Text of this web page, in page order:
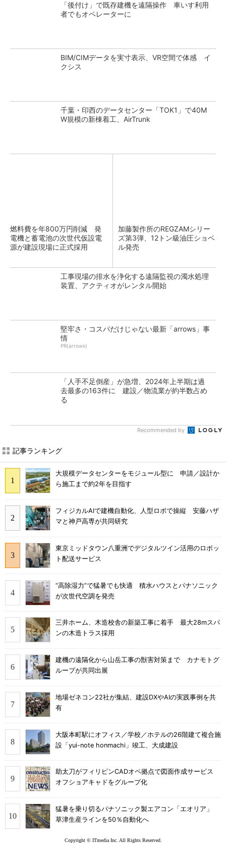
「後付け」で既存建機を遠隔操作 車いす利用
者でもオペレーターに
BIM/CIMデータを実寸表示、VR空間で体感 イ
クシス
千葉・印西のデータセンター「TOK1」で40M
W規模の新棟着工、AirTrunk
燃料費を年800万円削減 発
電機と蓄電池の次世代仮設電
源が建設現場に正式採用
加藤製作所のREGZAMシリー
ズ第3弾、12トン級油圧ショベ
ル発売
工事現場の排水を浄化する遠隔監視の濁水処理
装置、アクティオがレンタル開始
堅牢さ・コスパだけじゃない最新「arrows」事
情
PR(arrows)
「人手不足倒産」が急増、2024年上半期は過
去最多の163件に 建設／物流業が約半数占め
る
Recommended by
記事ランキング
大規模データセンターをモジュール型に 申請／設計か
ら施工まで約2年を目指す
フィジカルAIで建機自動化、人型ロボで操縦 安藤ハザ
マと神戸高専が共同研究
東京ミッドタウン八重洲でデジタルツイン活用のロボッ
ト配送サービス
“高除湿力”で猛暑でも快適 積水ハウスとパナソニック
が次世代空調を発売
三井ホーム、木造校舎の新築工事に着手 最大28mスパ
ンの木造トラス採用
建機の遠隔化から山岳工事の獣害対策まで カナモトグ
ループが共同出展
地場ゼネコン22社が集結、建設DXやAIの実践事例を共
有
大阪本町駅にオフィス／学校／ホテルの26階建て複合施
設「yui-note honmachi」竣工、大成建設
助太刀がフィリピンCADオペ拠点で図面作成サービス
オフショアキャドをグループ化
猛暑を乗り切るパナソニック製エアコン「エオリア」
草津生産ラインを50％自動化へ
Copyright © ITmedia Inc. All Rights Reserved.